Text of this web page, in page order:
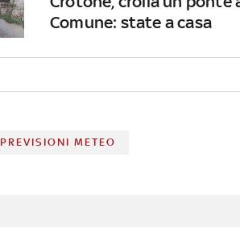
Comune: state a casa
PREVISIONI METEO